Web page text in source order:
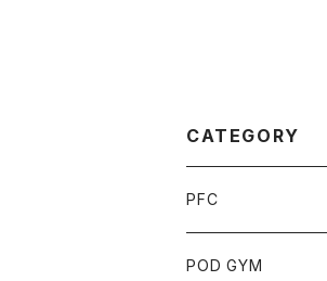
CATEGORY
PFC
チケット
POD GYM